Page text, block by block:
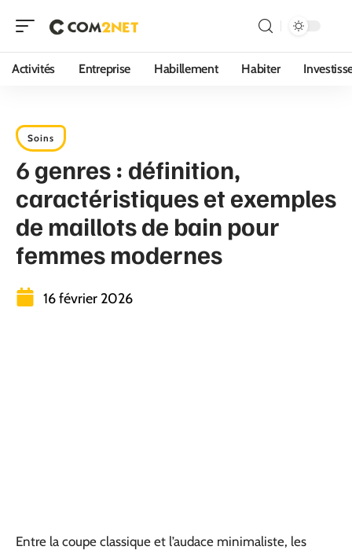
Activités Entreprise Habillement Habiter
Soins
6 genres : définition,
caractéristiques et exemples
de maillots de bain pour
femmes modernes
16 février 2026
Entre la coupe classique et l’audace minimaliste, les